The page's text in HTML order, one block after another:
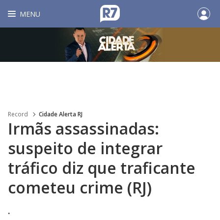
MENU
Record Cidade Alerta RJ
Irmãs assassinadas:
suspeito de integrar
tráfico diz que traficante
cometeu crime (RJ)
.